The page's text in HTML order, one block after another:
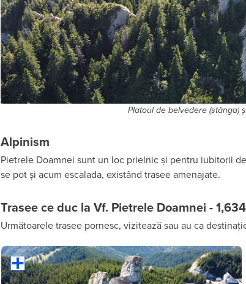
Platoul de belvedere (stânga)
Alpinism
Pietrele Doamnei sunt un loc prielnic şi pentru iubitorii
se pot și acum escalada, existând trasee amenajate.
Trasee ce duc la Vf. Pietrele Doamnei -
Următoarele trasee pornesc, vizitează sau au ca